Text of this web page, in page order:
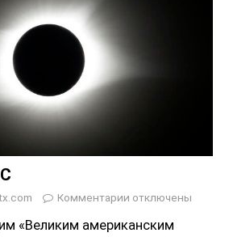
Комментарии отключены
«Великим американским